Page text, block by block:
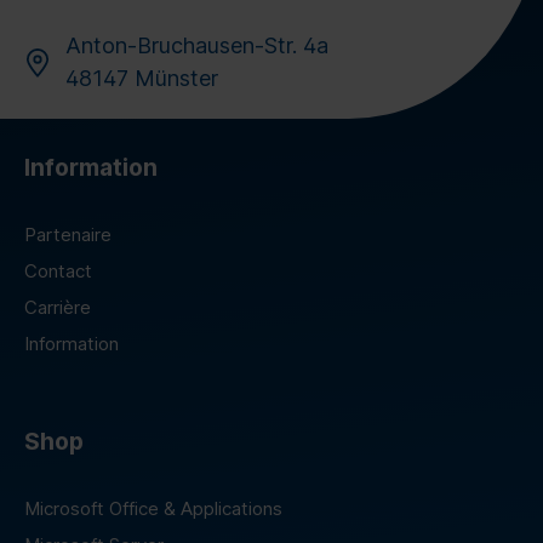
Anton-Bruchausen-Str. 4a
48147 Münster
Information
Partenaire
Contact
Carrière
Information
Shop
Microsoft Office & Applications